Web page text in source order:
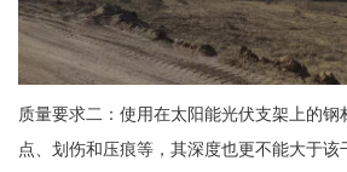
质量要求二：使用在太阳能光伏支架上的钢
点、划伤和压痕等，其深度也更不能大于